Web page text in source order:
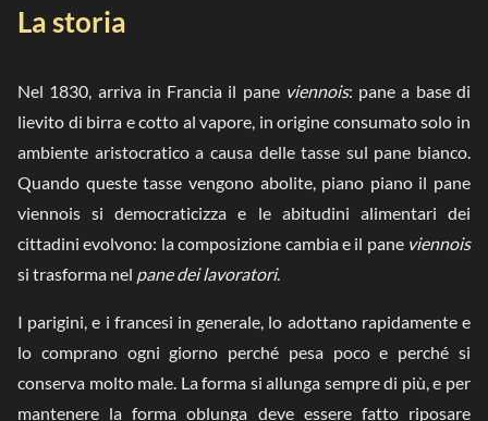
La storia
Nel 1830, arriva in Francia il pane viennois: pane a base di
lievito di birra e cotto al vapore, in origine consumato solo in
ambiente aristocratico a causa delle tasse sul pane bianco.
Quando queste tasse vengono abolite, piano piano il pane
viennois si democraticizza e le abitudini alimentari dei
cittadini evolvono: la composizione cambia e il pane viennois
si trasforma nel pane dei lavoratori.
I parigini, e i francesi in generale, lo adottano rapidamente e
lo comprano ogni giorno perché pesa poco e perché si
conserva molto male. La forma si allunga sempre di più, e per
mantenere la forma oblunga deve essere fatto riposare